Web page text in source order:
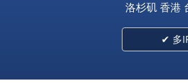
洛杉矶 香港
✔ 多